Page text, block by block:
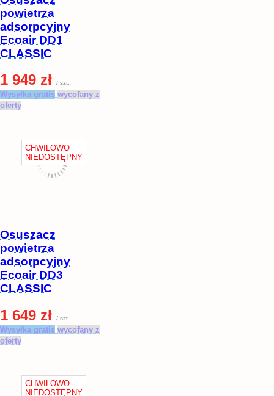
powietrza
adsorpcyjny
Ecoair DD1
CLASSIC
1 949 zł / szt.
Wysyłka gratis wycofany z
oferty
Osuszacz
powietrza
adsorpcyjny
Ecoair DD3
CLASSIC
1 649 zł / szt.
Wysyłka gratis wycofany z
oferty